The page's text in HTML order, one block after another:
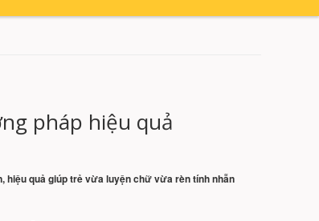
pháp hiệu quả
hiệu quả giúp trẻ vừa luyện chữ vừa rèn tính nhẫn